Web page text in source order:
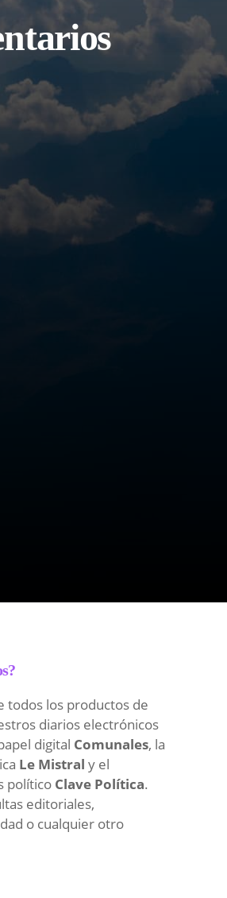
todos los productos de
diarios electrónicos
digital Comunales, la
Le Mistral y el
político Clave Política.
editoriales,
o cualquier otro